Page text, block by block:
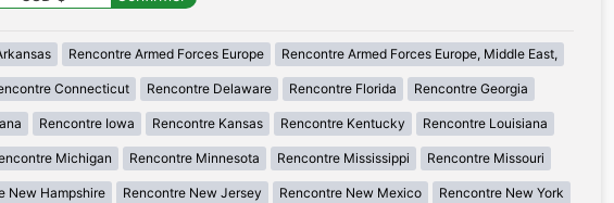
Rencontre Armed Forces Europe Rencontre Armed Forces Europe, Middle East,
Connecticut Rencontre Delaware Rencontre Florida Rencontre Georgia
Rencontre Iowa Rencontre Kansas Rencontre Kentucky Rencontre Louisiana
Michigan Rencontre Minnesota Rencontre Mississippi Rencontre Missouri
New Hampshire Rencontre New Jersey Rencontre New Mexico Rencontre New York